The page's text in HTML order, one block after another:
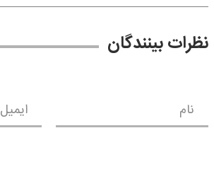
نظرات بینندگان
نام ایمیل